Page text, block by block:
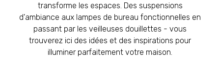
transforme les espaces. Des suspensions
d'ambiance aux lampes de bureau fonctionnelles en
passant par les veilleuses douillettes - vous
trouverez ici des idées et des inspirations pour
illuminer parfaitement votre maison.